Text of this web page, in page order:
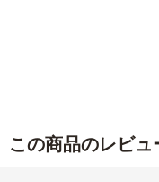
この商品のレビュ